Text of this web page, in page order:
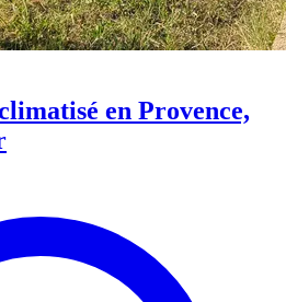
en Provence,